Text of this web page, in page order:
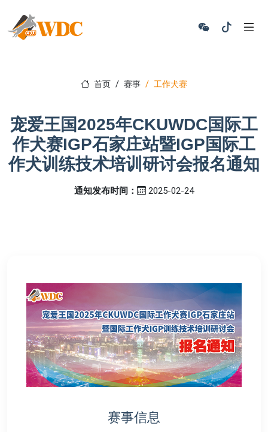
首页 赛事 工作犬赛
宠爱王国2025年CKUWDC国际工
作犬赛IGP石家庄站暨IGP国际工
作犬训练技术培训研讨会报名通知
通知发布时间： 2025-02-24
赛事信息